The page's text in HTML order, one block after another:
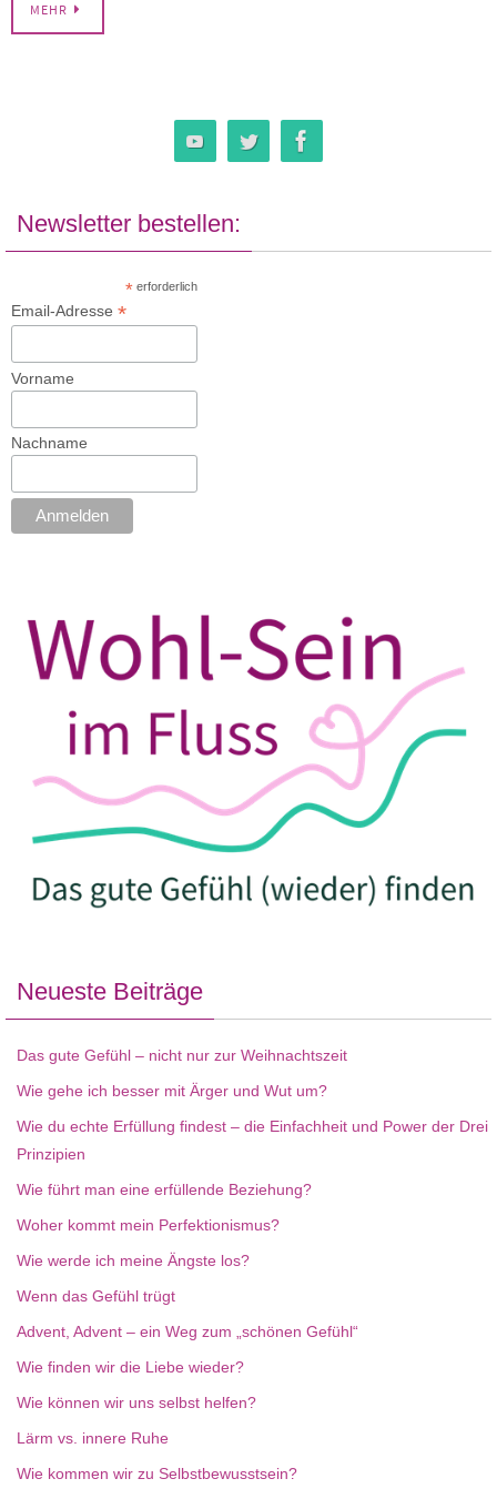
MEHR
Newsletter bestellen:
* erforderlich
Email-Adresse*
Vorname
Nachname
Neueste Beiträge
Das gute Gefühl – nicht nur zur Weihnachtszeit
Wie gehe ich besser mit Ärger und Wut um?
Wie du echte Erfüllung findest – die Einfachheit und Power der Drei
Prinzipien
Wie führt man eine erfüllende Beziehung?
Woher kommt mein Perfektionismus?
Wie werde ich meine Ängste los?
Wenn das Gefühl trügt
Advent, Advent – ein Weg zum „schönen Gefühl“
Wie finden wir die Liebe wieder?
Wie können wir uns selbst helfen?
Lärm vs. innere Ruhe
Wie kommen wir zu Selbstbewusstsein?